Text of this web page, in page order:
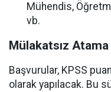
Mühendis,
vb.
Mülakatsız
Başvurular, KPSS
olarak yapılacak. Bu